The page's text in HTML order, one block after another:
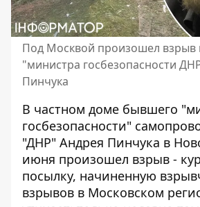
Под Москвой произошел взрыв
"министра госбезопасности
Пинчука
В частном доме бывшего
госбезопасности"
"ДНР" Андрея Пинчука в
июня произошел взрыв -
посылку, начиненную
взрывов в Московском